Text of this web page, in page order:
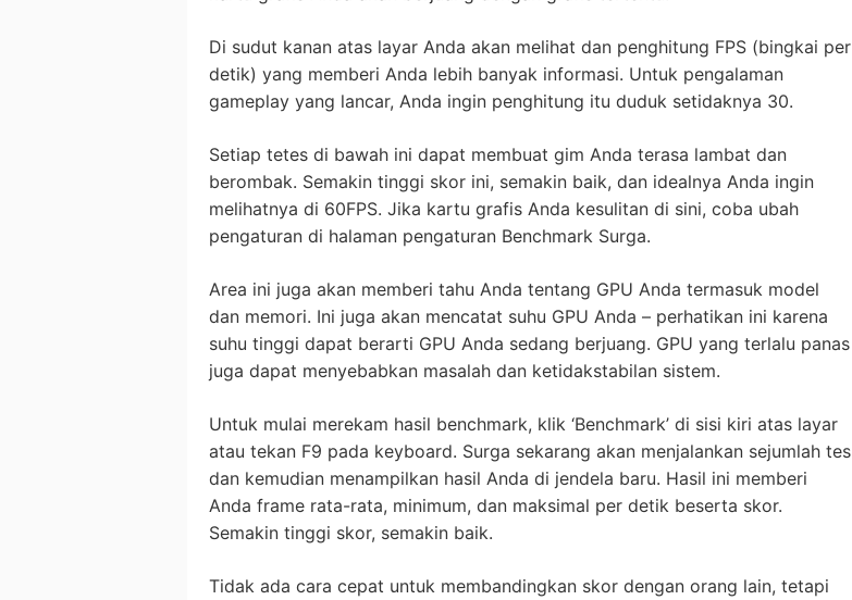
Di sudut kanan atas layar Anda akan melihat dan penghitung FPS (bingkai per
detik) yang memberi Anda lebih banyak informasi. Untuk pengalaman
gameplay yang lancar, Anda ingin penghitung itu duduk setidaknya 30.
Setiap tetes di bawah ini dapat membuat gim Anda terasa lambat dan
berombak. Semakin tinggi skor ini, semakin baik, dan idealnya Anda ingin
melihatnya di 60FPS. Jika kartu grafis Anda kesulitan di sini, coba ubah
pengaturan di halaman pengaturan Benchmark Surga.
Area ini juga akan memberi tahu Anda tentang GPU Anda termasuk model
dan memori. Ini juga akan mencatat suhu GPU Anda – perhatikan ini karena
suhu tinggi dapat berarti GPU Anda sedang berjuang. GPU yang terlalu panas
juga dapat menyebabkan masalah dan ketidakstabilan sistem.
Untuk mulai merekam hasil benchmark, klik ‘Benchmark’ di sisi kiri atas layar
atau tekan F9 pada keyboard. Surga sekarang akan menjalankan sejumlah tes
dan kemudian menampilkan hasil Anda di jendela baru. Hasil ini memberi
Anda frame rata-rata, minimum, dan maksimal per detik beserta skor.
Semakin tinggi skor, semakin baik.
Tidak ada cara cepat untuk membandingkan skor dengan orang lain, tetapi